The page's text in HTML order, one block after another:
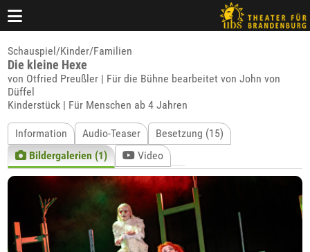
Schauspiel/Kinder/Familien
Die kleine Hexe
von Otfried Preußler | Für die Bühne bearbeitet von John von
Düffel
Kinderstück | Für Menschen ab 4 Jahren
Information Audio-Teaser
Besetzung (15)
Bildergalerien (1)
Video